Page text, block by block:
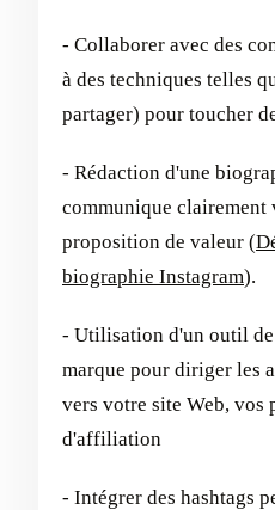
- Collaborer avec des
à des techniques telles
partager) pour toucher
- Rédaction d'une
communique clairement
proposition de valeur (
biographie Instagram).
- Utilisation d'un outil
marque pour diriger les
vers votre site Web, vos
d'affiliation
- Intégrer des hashtags